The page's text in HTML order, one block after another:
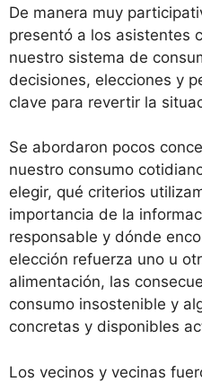
De manera muy
presentó a los asistentes
nuestro sistema de
decisiones, elecciones y
clave para revertir la
Se abordaron pocos
nuestro consumo
elegir, qué criterios
importancia de la
responsable y dónde
elección refuerza uno u
alimentación, las
consumo insostenible y
concretas y disponibles
Los vecinos y vecinas